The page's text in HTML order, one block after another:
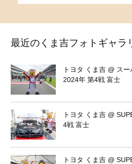
最近のくま吉フォトギャラ
トヨタ くま吉 @ ス
2024年 第4戦 富士
トヨタ くま吉 @
4戦 富士
トヨタ くま吉 @